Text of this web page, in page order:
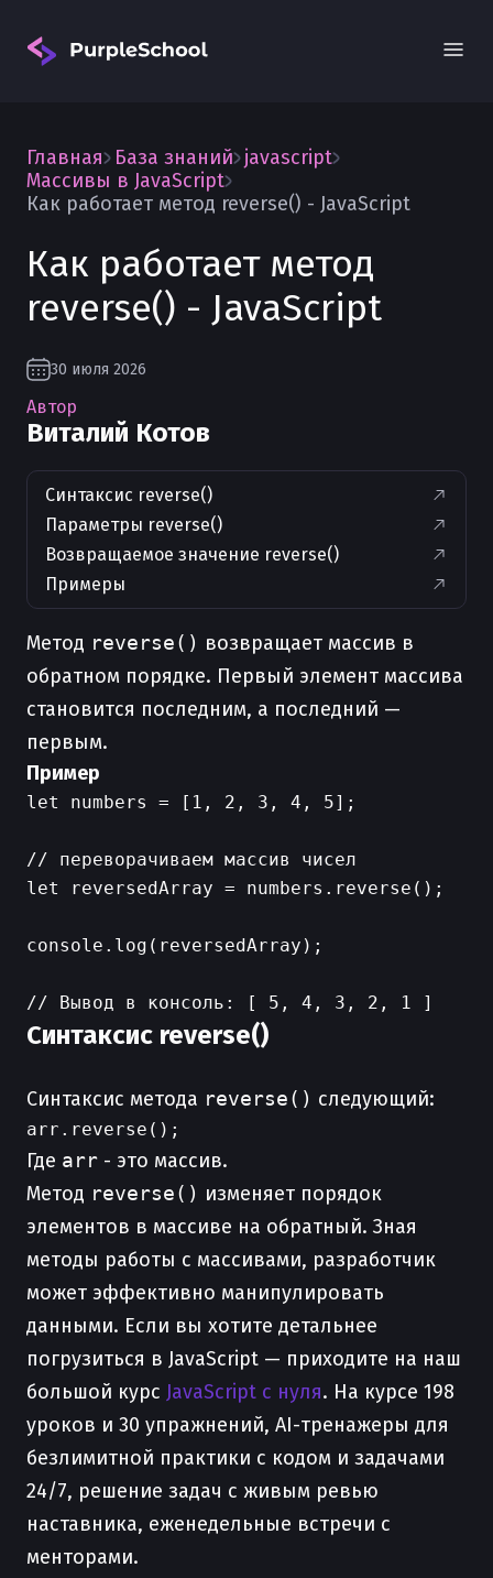
Вход
Главная База знаний javascript
Массивы в JavaScript
Как работает метод reverse() - JavaScript
Как работает метод
reverse() - JavaScript
30 июля 2026
Автор
Виталий Котов
Синтаксис reverse()
Параметры reverse()
Возвращаемое значение reverse()
Примеры
Метод reverse() возвращает массив в
обратном порядке. Первый элемент массива
становится последним, а последний —
первым.
Пример
let numbers = [1, 2, 3, 4, 5];
// переворачиваем массив чисел
let reversedArray = numbers.reverse();
console.log(reversedArray);
Синтаксис reverse()
Синтаксис метода reverse() следующий:
Где arr - это массив.
Метод reverse() изменяет порядок
элементов в массиве на обратный. Зная
методы работы с массивами, разработчик
может эффективно манипулировать
данными. Если вы хотите детальнее
погрузиться в JavaScript — приходите на наш
большой курс JavaScript с нуля. На курсе 198
уроков и 30 упражнений, AI-тренажеры для
безлимитной практики с кодом и задачами
24/7, решение задач с живым ревью
наставника, еженедельные встречи с
менторами.